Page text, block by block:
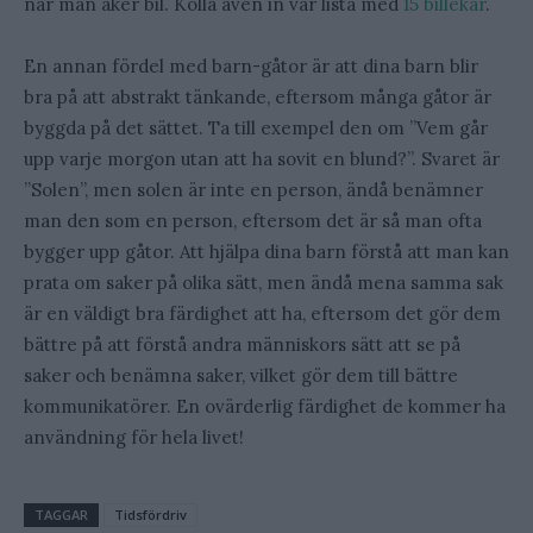
En annan fördel med barn-gåtor är att dina barn blir
bra på att abstrakt tänkande, eftersom många gåtor är
byggda på det sättet. Ta till exempel den om ”Vem går
upp varje morgon utan att ha sovit en blund?”. Svaret är
”Solen”, men solen är inte en person, ändå benämner
man den som en person, eftersom det är så man ofta
bygger upp gåtor. Att hjälpa dina barn förstå att man kan
prata om saker på olika sätt, men ändå mena samma sak
är en väldigt bra färdighet att ha, eftersom det gör dem
bättre på att förstå andra människors sätt att se på
saker och benämna saker, vilket gör dem till bättre
kommunikatörer. En ovärderlig färdighet de kommer ha
användning för hela livet!
TAGGAR Tidsfördriv